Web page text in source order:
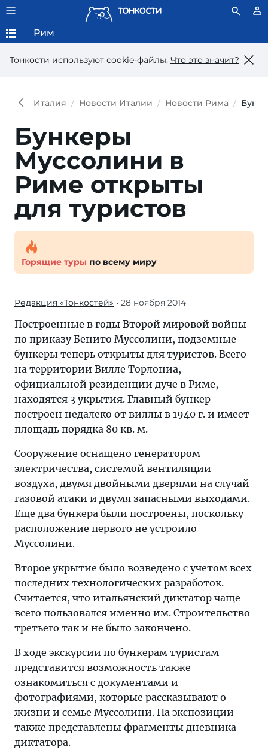
Тонкости используют сookie-файлы. Что это значит?
Рим
Италия Новости Италии Новости Рима
Бункеры
Муссолини в
Риме открыты
для туристов
Горящие туры по всему миру
Редакция «Тонкостей» • 28 ноября 2014
Построенные в годы Второй мировой войны
по приказу Бенито Муссолини, подземные
бункеры теперь открыты для туристов. Всего
на территории Вилле Торлониа,
официальной резиденции дуче в Риме,
находятся 3 укрытия. Главный бункер
построен недалеко от виллы в 1940 г. и имеет
площадь порядка 80 кв. м.
Сооружение оснащено генератором
электричества, системой вентиляции
воздуха, двумя двойными дверями на случай
газовой атаки и двумя запасными выходами.
Еще два бункера были построены, поскольку
расположение первого не устроило
Муссолини.
Второе укрытие было возведено с учетом всех
последних технологических разработок.
Считается, что итальянский диктатор чаще
всего пользовался именно им. Строительство
третьего так и не было закончено.
В ходе экскурсии по бункерам туристам
представится возможность также
ознакомиться с документами и
фотографиями, которые рассказывают о
жизни и семье Муссолини. На экспозиции
также представлены фрагменты дневника
диктатора.